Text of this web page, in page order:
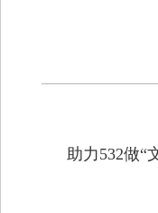
助力532做“